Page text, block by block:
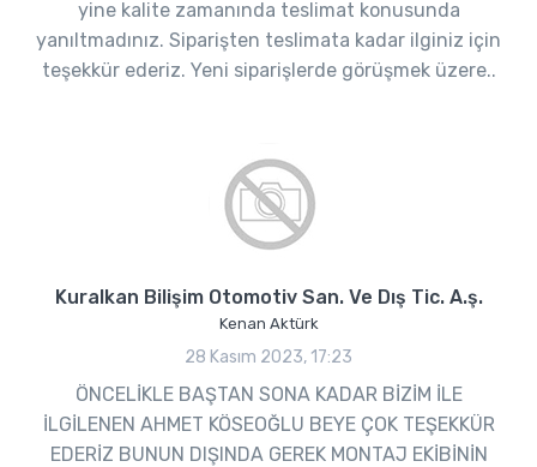
yine kalite zamanında teslimat konusunda
yanıltmadınız. Siparişten teslimata kadar ilginiz için
teşekkür ederiz. Yeni siparişlerde görüşmek üzere..
Kuralkan Bilişim Otomotiv San. Ve Dış Tic. A.ş.
Kenan Aktürk
28 Kasım 2023, 17:23
ÖNCELİKLE BAŞTAN SONA KADAR BİZİM İLE
İLGİLENEN AHMET KÖSEOĞLU BEYE ÇOK TEŞEKKÜR
EDERİZ BUNUN DIŞINDA GEREK MONTAJ EKİBİNİN